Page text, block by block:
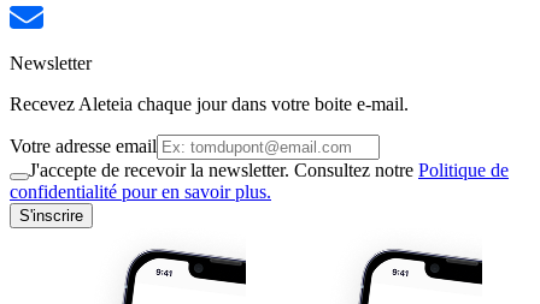
Newsletter
Recevez Aleteia chaque jour dans votre boite e-mail.
Votre adresse email
J'accepte de recevoir la newsletter. Consultez notre Politique de
confidentialité pour en savoir plus.
S'inscrire